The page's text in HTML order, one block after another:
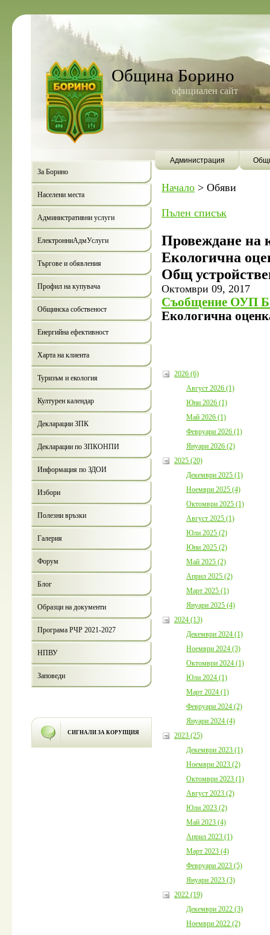
Община Борино
официален сайт
Администрация
За Борино
Населени места
Административни услуги
ЕлектронниАдмУслуги
Търгове и обявления
Профил на купувача
Общинска собственост
Енергийна ефективност
Харта на клиента
Туризъм и екология
Културен календар
Декларации ЗПК
Декларации по ЗПКОНПИ
Информация по ЗДОИ
Избори
Полезни връзки
Галерия
Форум
Блог
Образци на документи
Програма РЧР 2021-2027
НПВУ
Заповеди
СИГНАЛИ ЗА КОРУПЦИЯ
Начало > Обяви
Пълен списък
Провеждане на
Екологична
Общ
Октомври 09, 2017
Съобщение ОУП
Екологична
2026 (6)
Август 2026 (1)
Юни 2026 (1)
Май 2026 (1)
Февруари 2026 (1)
Януари 2026 (2)
2025 (20)
Декември 2025 (1)
Ноември 2025 (4)
Октомври 2025 (1)
Август 2025 (1)
Юли 2025 (2)
Юни 2025 (2)
Май 2025 (2)
Април 2025 (2)
Март 2025 (1)
Януари 2025 (4)
2024 (13)
Декември 2024 (1)
Ноември 2024 (3)
Октомври 2024 (1)
Юли 2024 (1)
Март 2024 (1)
Февруари 2024 (2)
Януари 2024 (4)
2023 (25)
Декември 2023 (1)
Ноември 2023 (2)
Октомври 2023 (1)
Август 2023 (2)
Юли 2023 (2)
Май 2023 (4)
Април 2023 (1)
Март 2023 (4)
Февруари 2023 (5)
Януари 2023 (3)
2022 (19)
Декември 2022 (3)
Ноември 2022 (2)
Борино ще
България с
Дата: